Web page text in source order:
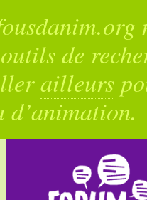
de
ailleurs
d’animation.